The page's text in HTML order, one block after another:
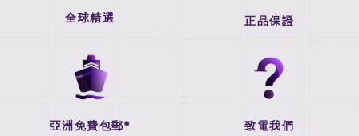
全球精選 正品保證
亞洲免費包郵* 致電我們